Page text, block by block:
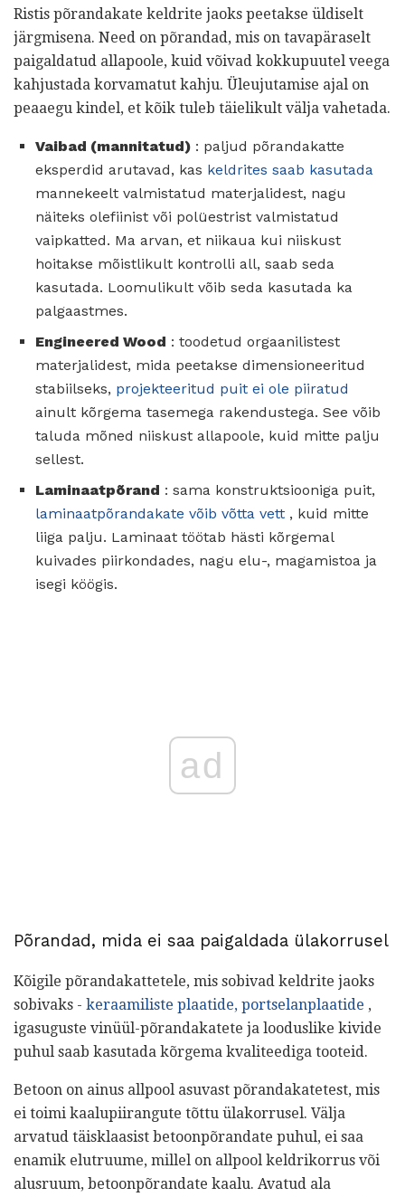
Ristis põrandakate keldrite jaoks peetakse üldiselt
järgmisena. Need on põrandad, mis on tavapäraselt
paigaldatud allapoole, kuid võivad kokkupuutel veega
kahjustada korvamatut kahju. Üleujutamise ajal on
peaaegu kindel, et kõik tuleb täielikult välja vahetada.
Vaibad (mannitatud) : paljud põrandakatte
eksperdid arutavad, kas keldrites saab kasutada
mannekeelt valmistatud materjalidest, nagu
näiteks olefiinist või polüestrist valmistatud
vaipkatted. Ma arvan, et niikaua kui niiskust
hoitakse mõistlikult kontrolli all, saab seda
kasutada. Loomulikult võib seda kasutada ka
palgaastmes.
Engineered Wood : toodetud orgaanilistest
materjalidest, mida peetakse dimensioneeritud
stabiilseks, projekteeritud puit ei ole piiratud
ainult kõrgema tasemega rakendustega. See võib
taluda mõned niiskust allapoole, kuid mitte palju
sellest.
Laminaatpõrand : sama konstruktsiooniga puit,
laminaatpõrandakate võib võtta vett , kuid mitte
liiga palju. Laminaat töötab hästi kõrgemal
kuivades piirkondades, nagu elu-, magamistoa ja
isegi köögis.
ad
Põrandad, mida ei saa paigaldada ülakorrusel
Kõigile põrandakattetele, mis sobivad keldrite jaoks
sobivaks - keraamiliste plaatide, portselanplaatide ,
igasuguste vinüül-põrandakatete ja looduslike kivide
puhul saab kasutada kõrgema kvaliteediga tooteid.
Betoon on ainus allpool asuvast põrandakatetest, mis
ei toimi kaalupiirangute tõttu ülakorrusel. Välja
arvatud täisklaasist betoonpõrandate puhul, ei saa
enamik elutruume, millel on allpool keldrikorrus või
alusruum, betoonpõrandate kaalu. Avatud ala